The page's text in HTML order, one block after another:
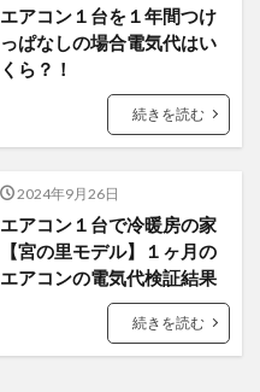
エアコン１台を１年間つけ
っぱなしの場合電気代はい
くら？！
続きを読む
2024年9月26日
エアコン１台で冷暖房の家
【宮の里モデル】１ヶ月の
エアコンの電気代検証結果
続きを読む